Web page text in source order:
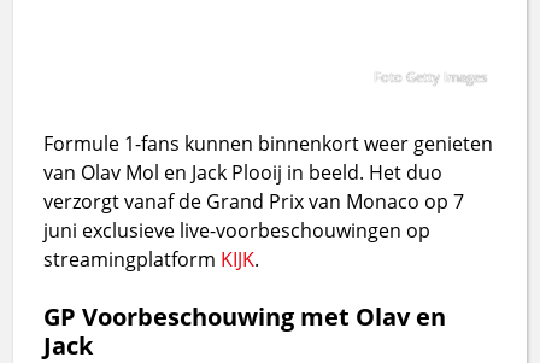
Foto Getty Images
Formule 1-fans kunnen binnenkort weer genieten
van Olav Mol en Jack Plooij in beeld. Het duo
verzorgt vanaf de Grand Prix van Monaco op 7
juni exclusieve live-voorbeschouwingen op
streamingplatform KIJK.
GP Voorbeschouwing met Olav en
Jack